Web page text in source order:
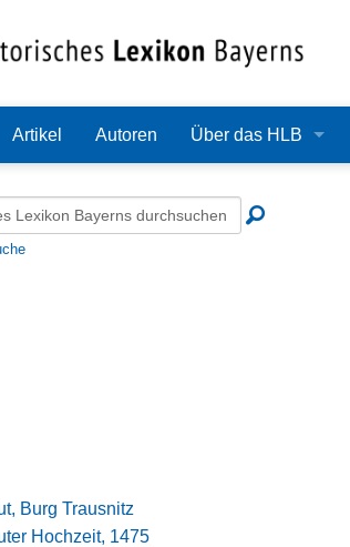
Artikel Autoren Über das HLB
Redaktion
Burg Trausnitz
Hochzeit, 1475